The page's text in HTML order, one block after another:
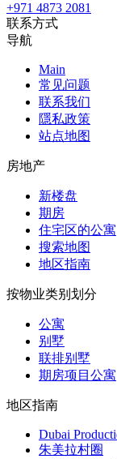
+971 4873 2081
联系方式
导航
Main
常见问题
联系我们
隱私政策
站点地图
房地产
新楼盘
期房
住宅区的公寓
搜索地图
地区指南
按物业类别划分
公寓
别墅
联排别墅
期房项目公寓
地区指南
Dubai
朱美拉村圈